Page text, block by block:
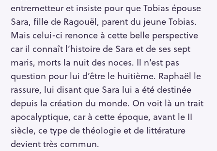
entremetteur et insiste pour que Tobias épouse
Sara, fille de Ragouël, parent du jeune Tobias.
Mais celui-ci renonce à cette belle perspective
car il connaît l’histoire de Sara et de ses sept
maris, morts la nuit des noces. Il n’est pas
question pour lui d’être le huitième. Raphaël le
rassure, lui disant que Sara lui a été destinée
depuis la création du monde. On voit là un trait
apocalyptique, car à cette époque, avant le II
siècle, ce type de théologie et de littérature
devient très commun.